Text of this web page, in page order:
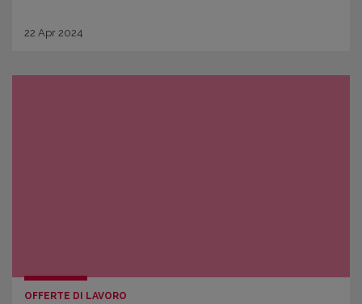
22 Apr 2024
OFFERTE DI LAVORO